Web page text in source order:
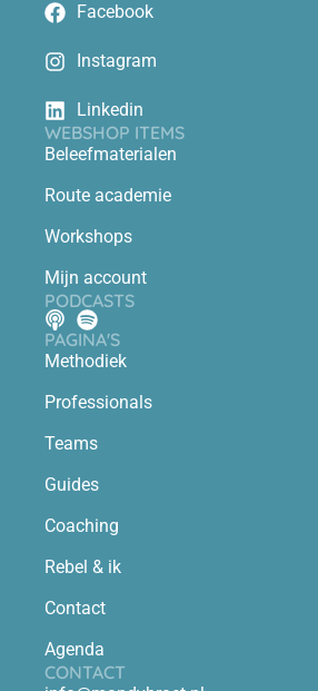
Facebook
Instagram
Linkedin
WEBSHOP ITEMS
Beleefmaterialen
Route academie
Workshops
Mijn account
PODCASTS
PAGINA'S
Methodiek
Professionals
Teams
Guides
Coaching
Rebel & ik
Contact
Agenda
CONTACT